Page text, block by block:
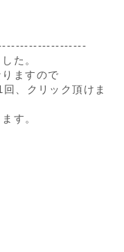
た。
ますので
、クリック頂けま
す。